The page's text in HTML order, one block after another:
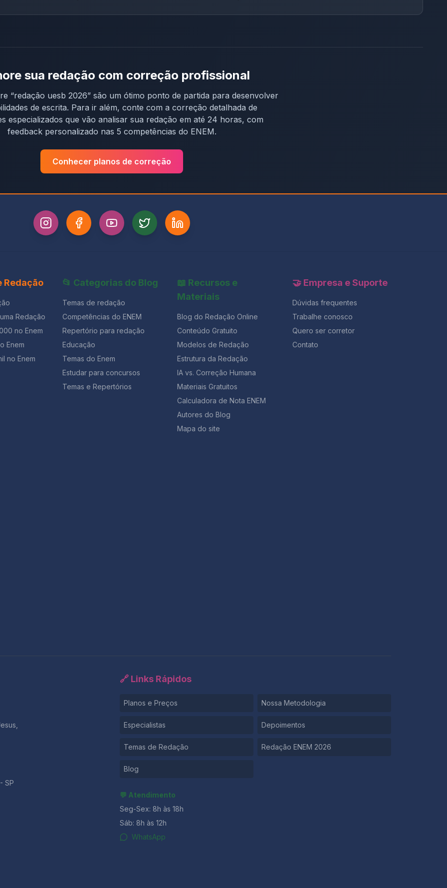
sua redação com correção profissional
“redação uesb 2026” são um ótimo ponto de partida para desenvolver
de escrita. Para ir além, conte com a correção detalhada de
especializados que vão analisar sua redação em até 24 horas, com
feedback personalizado nas 5 competências do ENEM.
Conhecer planos de correção
Redação
Redação
no Enem
Enem
no Enem
📂 Categorias do Blog
Temas de redação
Competências do ENEM
Repertório para redação
Educação
Temas do Enem
Estudar para concursos
Temas e Repertórios
📖 Recursos e
Materiais
Blog do Redação Online
Conteúdo Gratuito
Modelos de Redação
Estrutura da Redação
IA vs. Correção Humana
Materiais Gratuitos
Calculadora de Nota ENEM
Autores do Blog
Mapa do site
🤝 Empresa e Suporte
Dúvidas frequentes
Trabalhe conosco
Quero ser corretor
Contato
SP
🔗 Links Rápidos
Planos e Preços Nossa Metodologia
Especialistas Depoimentos
Temas de Redação Redação ENEM 2026
Blog
💬 Atendimento
Seg-Sex: 8h às 18h
Sáb: 8h às 12h
WhatsApp